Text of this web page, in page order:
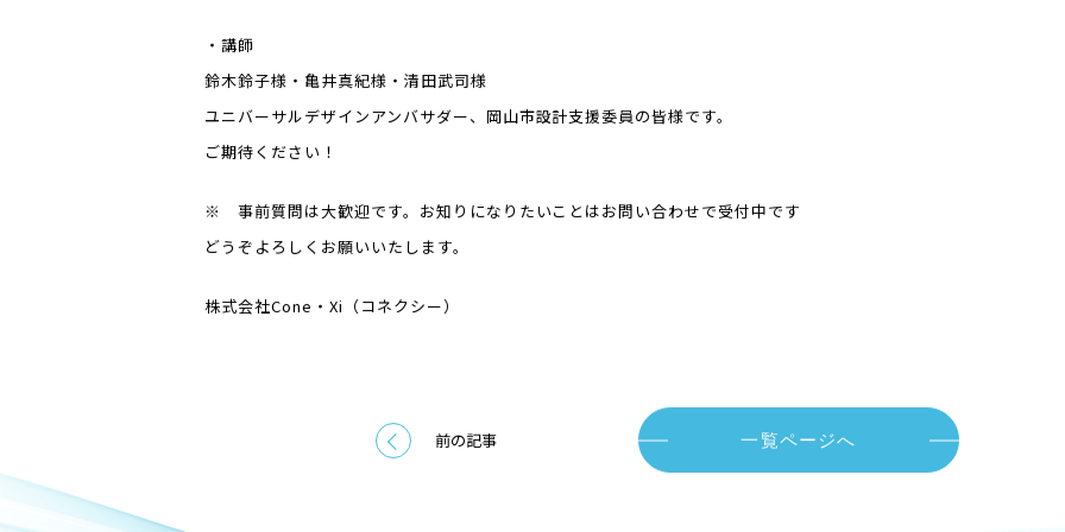
・講師
鈴木鈴子様・亀井真紀様・清田武司様
ユニバーサルデザインアンバサダー、岡山市設計支援委員の皆様です。
ご期待ください！
※ 事前質問は大歓迎です。お知りになりたいことはお問い合わせで受付中です
どうぞよろしくお願いいたします。
株式会社Cone・Xi（コネクシー）
前の記事 一覧ページへ